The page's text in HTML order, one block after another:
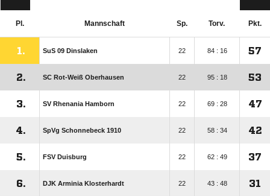
Pl. Mannschaft Sp. Torv. Pkt.
1. SuS 09 Dinslaken 22 84 : 16 57
2. SC Rot-Weiß Oberhausen 22 95 : 18 53
3. SV Rhenania Hamborn 22 69 : 28 47
4. SpVg Schonnebeck 1910 22 58 : 34 42
5. FSV Duisburg 22 62 : 49 37
6. DJK Arminia Klosterhardt 22 43 : 48 31